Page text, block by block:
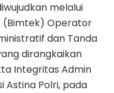
melalui
(Bimtek) Operator
dan Tanda
dirangkaikan
Integritas Admin
Astina Polri, pada